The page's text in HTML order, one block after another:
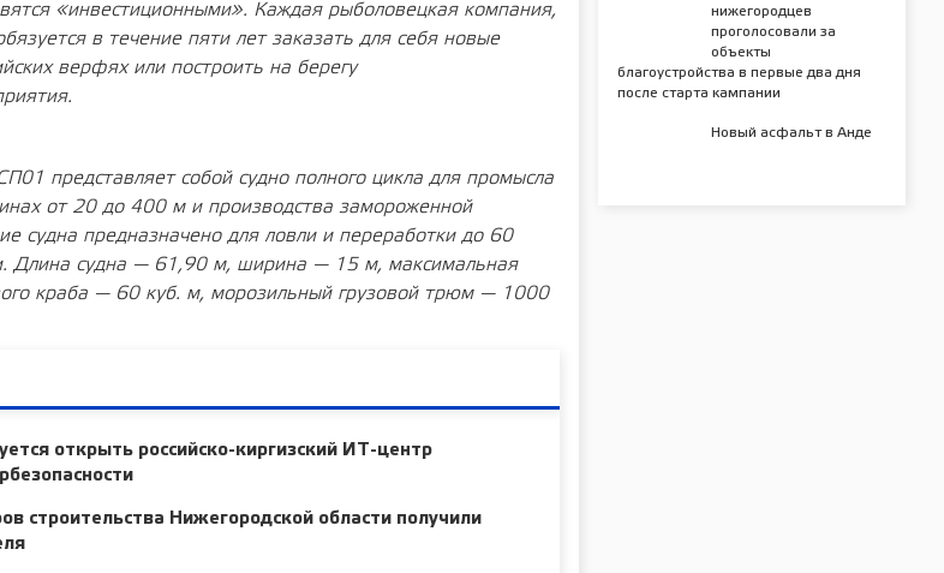
«инвестиционными». Каждая рыболовецкая компания,
в течение пяти лет заказать для себя новые
верфях или построить на берегу
представляет собой судно полного цикла для промысла
от 20 до 400 м и производства замороженной
судна предназначено для ловли и переработки до 60
Длина судна — 61,90 м, ширина — 15 м, максимальная
краба — 60 куб. м, морозильный грузовой трюм — 1000
открыть российско-киргизский ИТ-центр
строительства Нижегородской области получили
нижегородцев
проголосовали за
объекты
благоустройства в первые два дня
после старта кампании
Новый асфальт в Анде